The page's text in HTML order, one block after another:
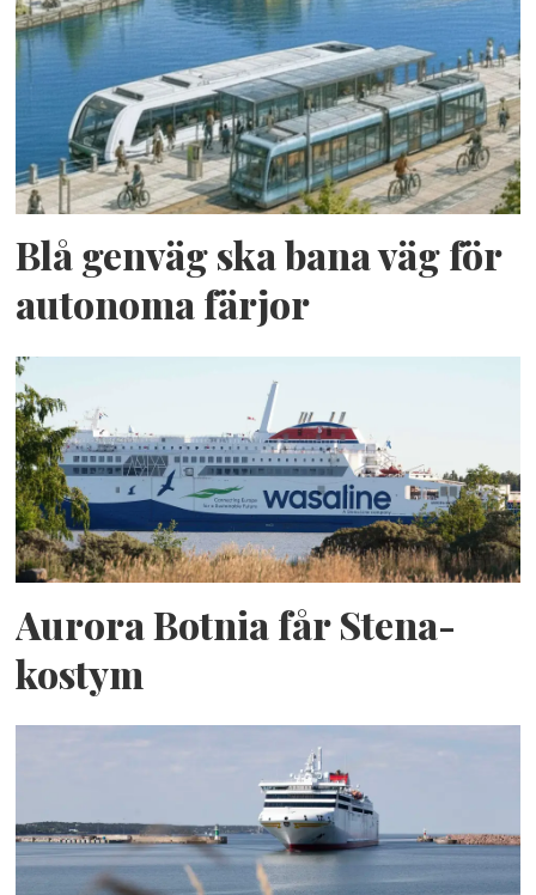
Blå genväg ska bana väg för
autonoma färjor
Aurora Botnia får Stena-
kostym